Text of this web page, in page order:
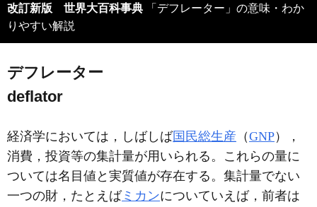
改訂新版 世界大百科事典 「デフレーター」の意味・わか
りやすい解説
デフレーター
deflator
経済学においては，しばしば国民総生産 （GNP），
消費，投資等の集計量が用いられる。これらの量に
ついては名目値と実質値が存在する。集計量でない
一つの財，たとえばミカンについていえば，前者は